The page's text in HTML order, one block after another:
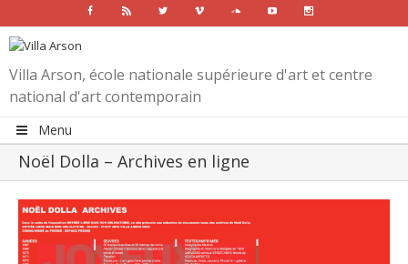
Facebook Rss Twitter Vimeo SoundcloudYoutube
Villa Arson, école nationale supérieure d'art et centre
national d'art contemporain
Menu
Noël Dolla – Archives en ligne
View
Larger
Image